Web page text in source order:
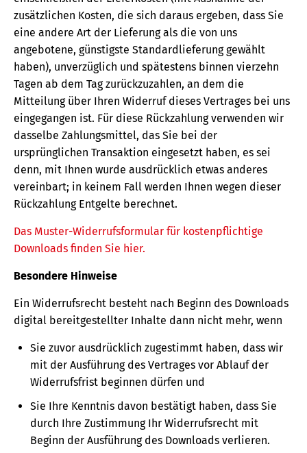
zusätzlichen Kosten, die sich daraus ergeben, dass Sie
eine andere Art der Lieferung als die von uns
angebotene, günstigste Standardlieferung gewählt
haben), unverzüglich und spätestens binnen vierzehn
Tagen ab dem Tag zurückzuzahlen, an dem die
Mitteilung über Ihren Widerruf dieses Vertrages bei uns
eingegangen ist. Für diese Rückzahlung verwenden wir
dasselbe Zahlungsmittel, das Sie bei der
ursprünglichen Transaktion eingesetzt haben, es sei
denn, mit Ihnen wurde ausdrücklich etwas anderes
vereinbart; in keinem Fall werden Ihnen wegen dieser
Rückzahlung Entgelte berechnet.
Das Muster-Widerrufsformular für kostenpflichtige
Downloads finden Sie hier.
Besondere Hinweise
Ein Widerrufsrecht besteht nach Beginn des Downloads
digital bereitgestellter Inhalte dann nicht mehr, wenn
Sie zuvor ausdrücklich zugestimmt haben, dass wir
mit der Ausführung des Vertrages vor Ablauf der
Widerrufsfrist beginnen dürfen und
Sie Ihre Kenntnis davon bestätigt haben, dass Sie
durch Ihre Zustimmung Ihr Widerrufsrecht mit
Beginn der Ausführung des Downloads verlieren.